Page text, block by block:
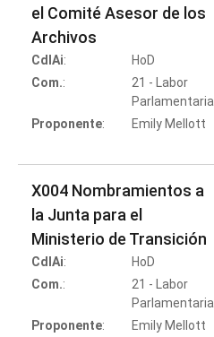
el Comité Asesor de los
Archivos
CdlAi:
HoD
Com.:
21 - Labor
Parlamentaria
Proponente: Emily Mellott
X004 Nombramientos a
la Junta para el
Ministerio de Transición
CdlAi:
HoD
Com.:
21 - Labor
Parlamentaria
Proponente: Emily Mellott